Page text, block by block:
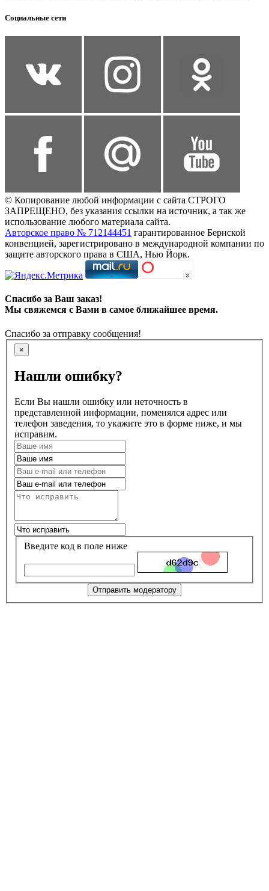
Социальные сети
© Копирование любой информации с сайта СТРОГО
ЗАПРЕЩЕНО, без указания ссылки на источник, а так же
использование любого материала сайта.
Авторское право № 712144451 гарантированное Бернской
конвенцией, зарегистрировано в международной компании по
защите авторского права в США, Нью Йорк.
Спасибо за Ваш заказ!
Мы свяжемся с Вами в самое ближайшее время.
Спасибо за отправку сообщения!
×
Нашли ошибку?
Если Вы нашли ошибку или неточность в
представленной информации, поменялся адрес или
телефон заведения, то укажите это в форме ниже, и мы
исправим.
Введите код в поле ниже
Отправить модератору